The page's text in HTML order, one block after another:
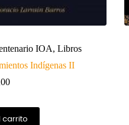
IOA, Libros
Indígenas II
carrito